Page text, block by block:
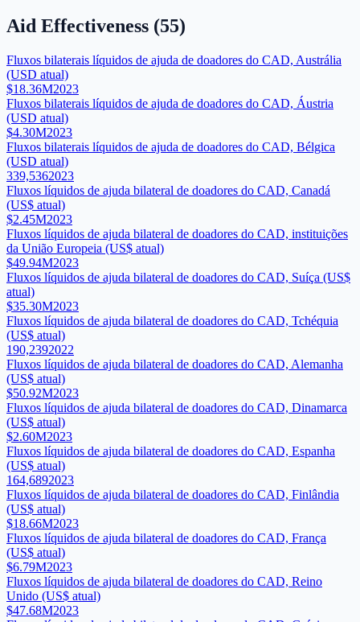
Aid Effectiveness (55)
Fluxos bilaterais líquidos de ajuda de doadores do CAD, Austrália
(USD atual)
$18.36M2023
Fluxos bilaterais líquidos de ajuda de doadores do CAD, Áustria
(USD atual)
$4.30M2023
Fluxos bilaterais líquidos de ajuda de doadores do CAD, Bélgica
(USD atual)
339,5362023
Fluxos líquidos de ajuda bilateral de doadores do CAD, Canadá
(US$ atual)
$2.45M2023
Fluxos líquidos de ajuda bilateral de doadores do CAD, instituições
da União Europeia (US$ atual)
$49.94M2023
Fluxos líquidos de ajuda bilateral de doadores do CAD, Suíça (US$
atual)
$35.30M2023
Fluxos líquidos de ajuda bilateral de doadores do CAD, Tchéquia
(US$ atual)
190,2392022
Fluxos líquidos de ajuda bilateral de doadores do CAD, Alemanha
(US$ atual)
$50.92M2023
Fluxos líquidos de ajuda bilateral de doadores do CAD, Dinamarca
(US$ atual)
$2.60M2023
Fluxos líquidos de ajuda bilateral de doadores do CAD, Espanha
(US$ atual)
164,6892023
Fluxos líquidos de ajuda bilateral de doadores do CAD, Finlândia
(US$ atual)
$18.66M2023
Fluxos líquidos de ajuda bilateral de doadores do CAD, França
(US$ atual)
$6.79M2023
Fluxos líquidos de ajuda bilateral de doadores do CAD, Reino
Unido (US$ atual)
$47.68M2023